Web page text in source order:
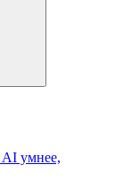
AI умнее,